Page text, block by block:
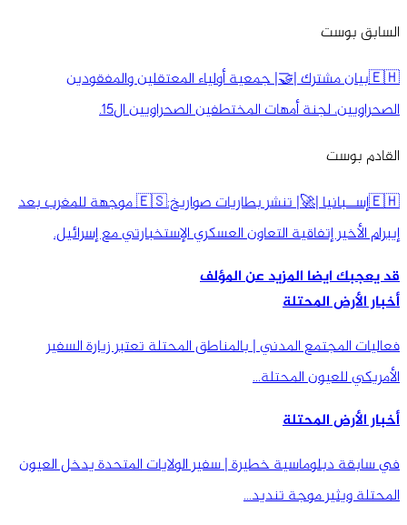
السابق بوست
🇪🇭بيان مشترك |🤝| جمعية أولياء المعتقلين والمفقودين
الصحراويين، لجنة أمهات المختطفين الصحراويين ال15.
القادم بوست
🇪🇭إســبانيا |🚀| تنشر بطاريات صواريخ:🇪🇸 موجهة للمغرب بعد
إيبرام الأخير إتفاقية التعاون العسكري الإستخبارتي مع إسرائيل.
قد يعجبك ايضاالمزيد عن المؤلف
أخبار الأرض المحتلة
فعاليات المجتمع المدني | بالمناطق المحتلة تعتبر زيارة السفير
الأمريكي للعيون المحتلة…
أخبار الأرض المحتلة
في سابقة دبلوماسية خطيرة | سفير الولايات المتحدة يدخل العيون
المحتلة ويثير موجة تنديد…